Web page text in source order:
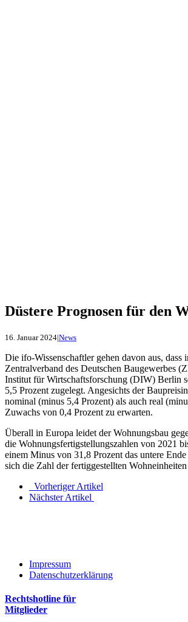
Düstere Prognosen für den
16. Januar 2024|News
Die ifo-Wissenschaftler gehen davon aus,
Zentralverband des Deutschen Baugewerbes
Institut für Wirtschaftsforschung (DIW) Berlin
5,5 Prozent zugelegt. Angesichts der
nominal (minus 5,4 Prozent) als auch real
Zuwachs von 0,4 Prozent zu erwarten.
Überall in Europa leidet der Wohnungsbau
die Wohnungsfertigstellungszahlen von 2021
einem Minus von 31,8 Prozent das untere
sich die Zahl der fertiggestellten
Vorheriger Artikel
Nächster Artikel
Impressum
Datenschutzerklärung
Rechtshotline für
Mitglieder